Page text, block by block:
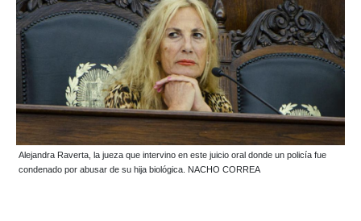
Alejandra Raverta, la jueza que intervino en este juicio oral donde un policía fue
condenado por abusar de su hija biológica. NACHO CORREA